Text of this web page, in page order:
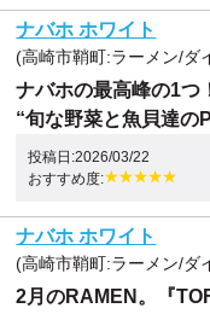
ナバホ ホワイト
(高崎市鞘町:ラーメン/ダ
ナバホの最高峰の1つ
“旬な野菜と魚貝達の
投稿日:2026/03/22
おすすめ度:
ナバホ ホワイト
(高崎市鞘町:ラーメン/ダ
2月のRAMEN。『